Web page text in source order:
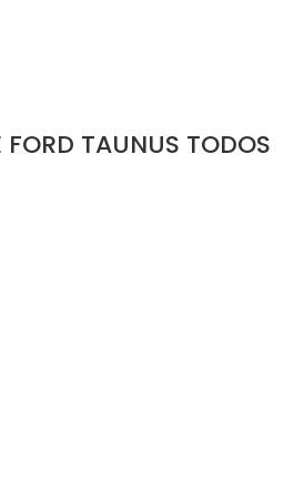
TAUNUS TODOS